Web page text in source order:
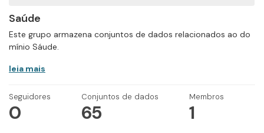
Saúde
Este grupo armazena conjuntos de dados relacionados ao do
mínio Sáude.
leia mais
Seguidores
0
Conjuntos de dados
65
Membros
1